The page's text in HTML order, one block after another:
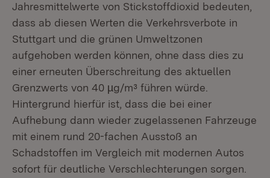
Jahresmittelwerte von Stickstoffdioxid bedeuten,
dass ab diesen Werten die Verkehrsverbote in
Stuttgart und die grünen Umweltzonen
aufgehoben werden können, ohne dass dies zu
einer erneuten Überschreitung des aktuellen
Grenzwerts von 40 µg/m³ führen würde.
Hintergrund hierfür ist, dass die bei einer
Aufhebung dann wieder zugelassenen Fahrzeuge
mit einem rund 20-fachen Ausstoß an
Schadstoffen im Vergleich mit modernen Autos
sofort für deutliche Verschlechterungen sorgen.